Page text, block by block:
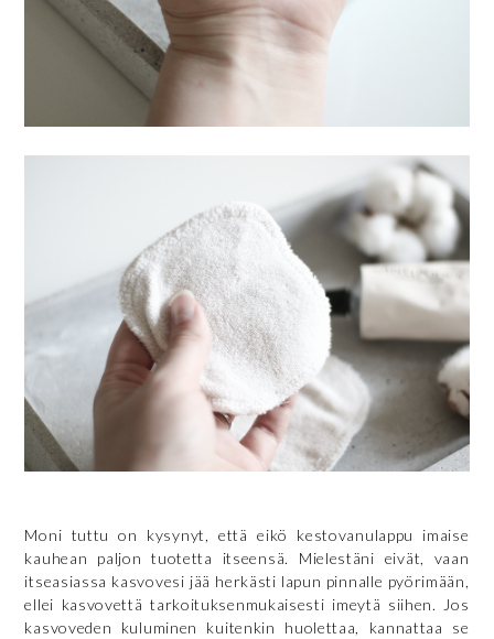
Moni tuttu on kysynyt, että eikö kestovanulappu imaise
kauhean paljon tuotetta itseensä. Mielestäni eivät, vaan
itseasiassa kasvovesi jää herkästi lapun pinnalle pyörimään,
ellei kasvovettä tarkoituksenmukaisesti imeytä siihen. Jos
kasvoveden kuluminen kuitenkin huolettaa, kannattaa se